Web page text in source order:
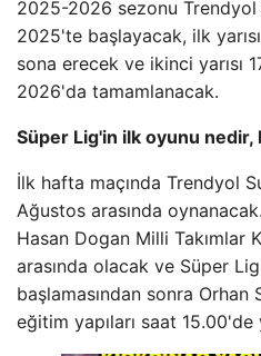
2025-2026 sezonu
2025'te başlayacak, ilk
sona erecek ve ikinci yarısı
2026'da tamamlanacak.
Süper Lig'in ilk oyunu nedir,
İlk hafta maçında Trendyol
Ağustos arasında
Hasan Dogan Milli Takımlar
arasında olacak ve Süper
başlamasından sonra Orhan
eğitim yapıları saat 15.00'de